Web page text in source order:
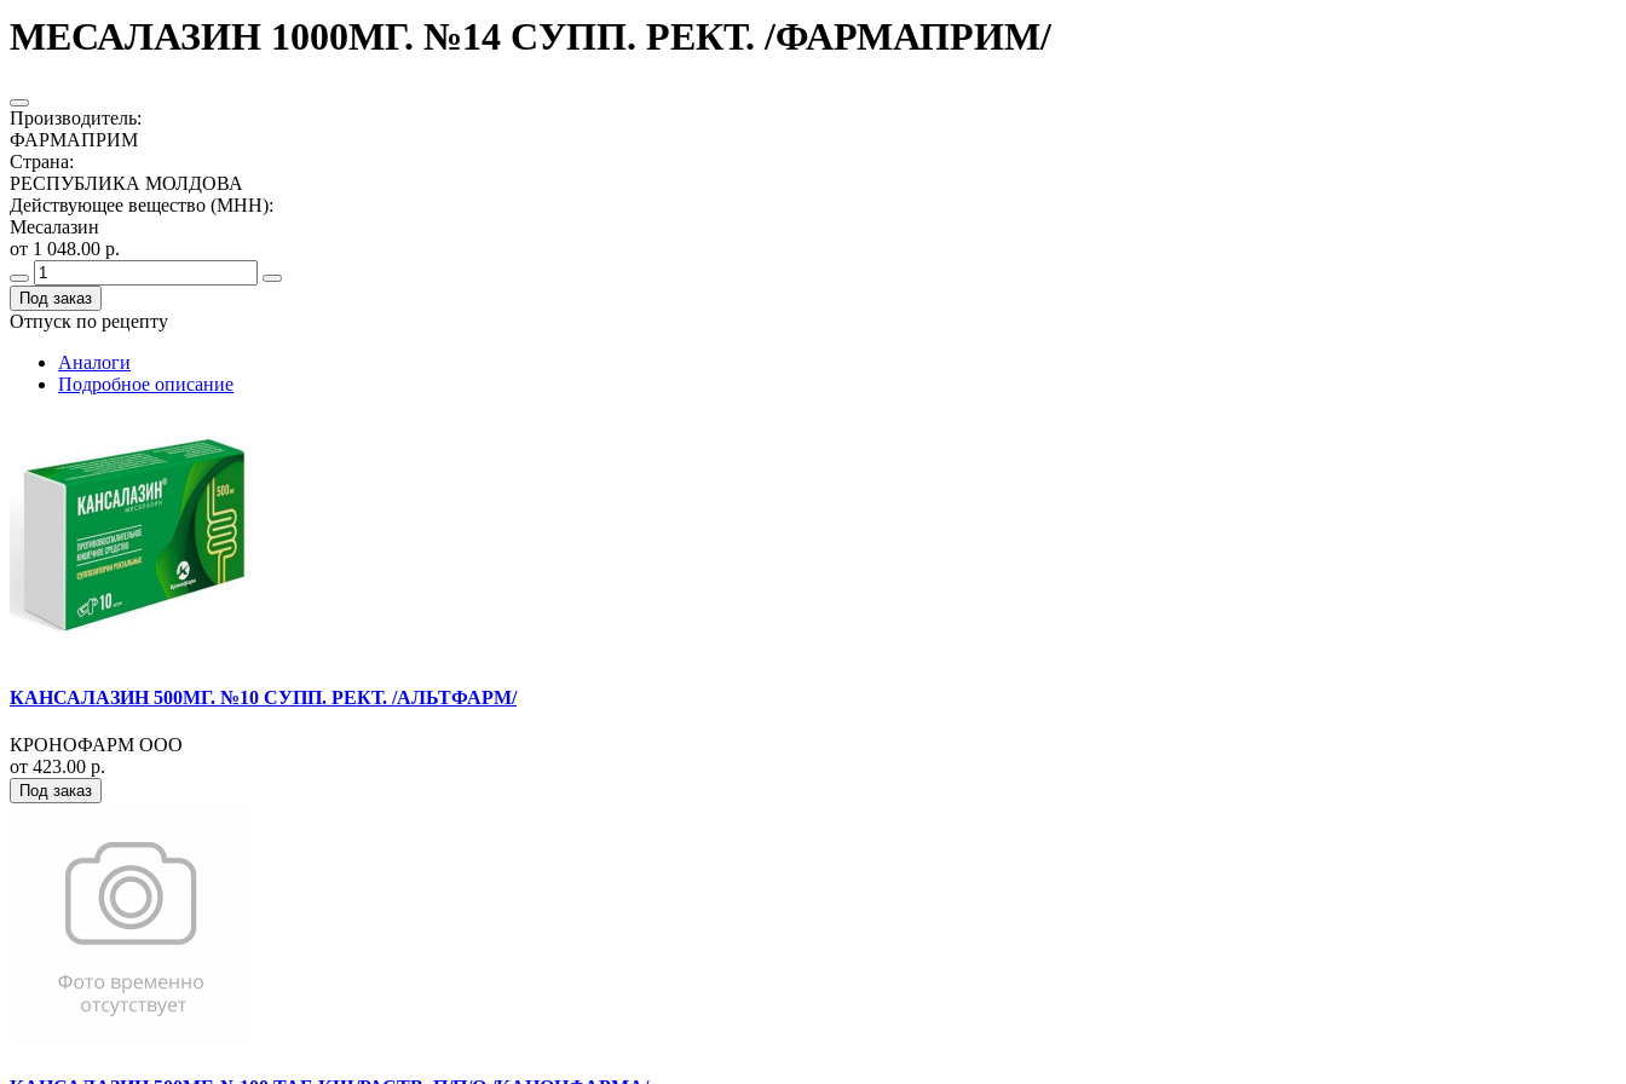
МЕСАЛАЗИН 1000МГ. №14 СУПП. РЕКТ. /ФАРМАПРИМ/
Производитель:
ФАРМАПРИМ
Страна:
РЕСПУБЛИКА МОЛДОВА
Действующее вещество (МНН):
Месалазин
от 1 048.00 р.
Под заказ
Отпуск по рецепту
Аналоги
Подробное описание
КАНСАЛАЗИН 500МГ. №10 СУПП. РЕКТ. /АЛЬТФАРМ/
КРОНОФАРМ ООО
от 423.00 р.
Под заказ